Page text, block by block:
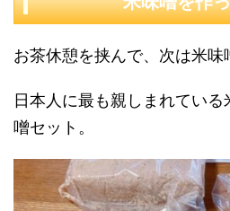
お茶休憩を挟んで、次は米
日本人に最も親しまれてい
噌セット。